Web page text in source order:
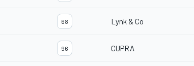
68 Lynk & Co
96 CUPRA